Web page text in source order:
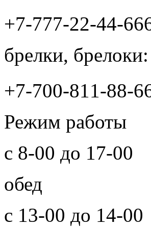
+7-777-22-44-
брелки, брелоки:
+7-700-811-88-
Режим работы
с 8-00 до 17-00
обед
с 13-00 до 14-00